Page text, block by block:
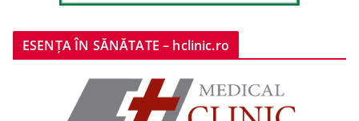
ESENȚA ÎN SĂNĂTATE – hclinic.ro